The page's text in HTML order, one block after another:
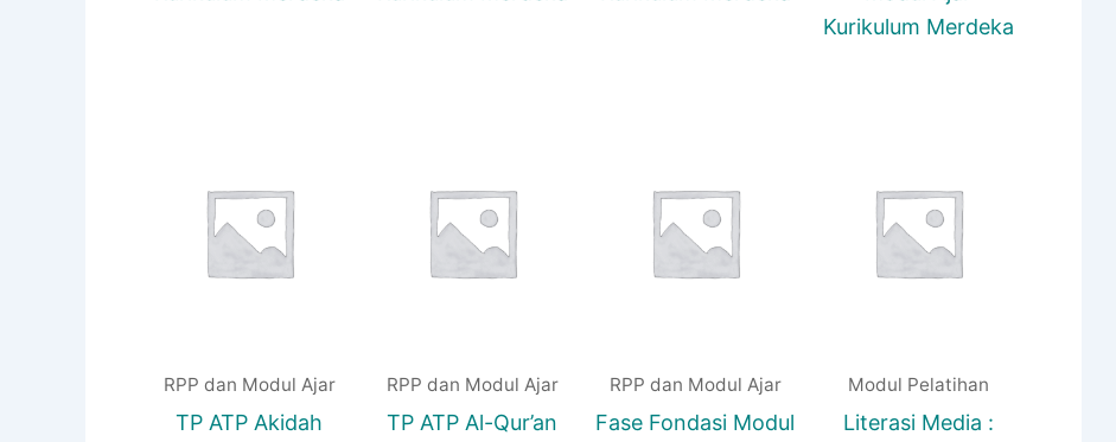
Kurikulum Merdeka
RPP dan Modul Ajar
TP ATP Akidah
RPP dan Modul Ajar
TP ATP Al-Qur’an
RPP dan Modul Ajar
Fase Fondasi Modul
Modul Pelatihan
Literasi Media :